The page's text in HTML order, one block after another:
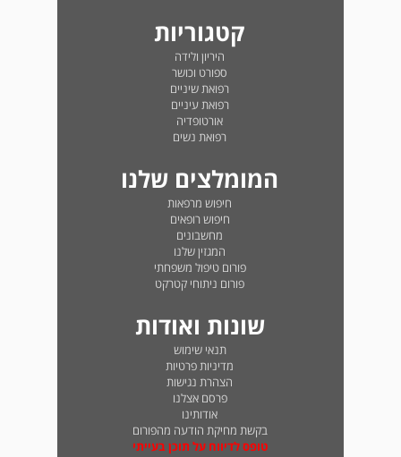
קטגוריות
היריון ולידה
ספורט וכושר
רפואת שיניים
רפואת עיניים
אורטופדיה
רפואת נשים
המומלצים שלנו
חיפוש מרפאות
חיפוש רופאים
מחשבונים
המגזין שלנו
פורום טיפול משפחתי
פורום ניתוחי קטרקט
שונות ואודות
תנאי שימוש
מדיניות פרטיות
הצהרת נגישות
פרסם אצלנו
אודותינו
בקשת מחיקת הודעה מהפורום
טופס לדיווח על תוכן בעייתי